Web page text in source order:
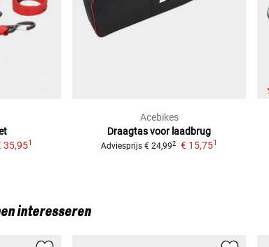
35,951
Acebikes
Draagtas voor laadbrug
Adviesprijs € 24,992 € 15,751
interesseren